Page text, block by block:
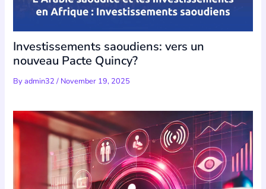
Investissements saoudiens: vers un
nouveau Pacte Quincy?
Byadmin32/ November 19, 2025